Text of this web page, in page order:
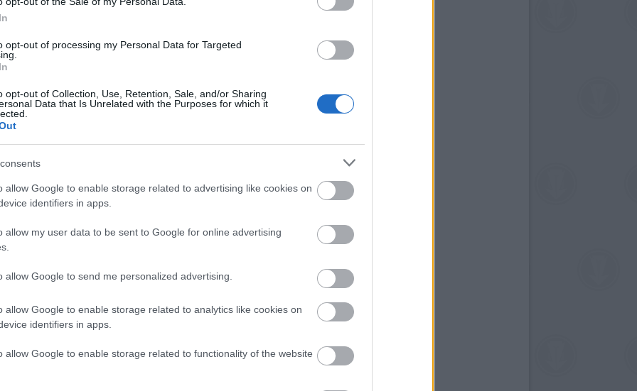
opt-out of processing my Personal Data for Targeted
opt-out of Collection, Use, Retention, Sale, and/or Sharing
Data that Is Unrelated with the Purposes for which it
allow Google to enable storage related to advertising like cookies on
identifiers in apps.
allow my user data to be sent to Google for online advertising
allow Google to send me personalized advertising.
allow Google to enable storage related to analytics like cookies on
identifiers in apps.
allow Google to enable storage related to functionality of the website
sok függőleges vonalat exponál. A
- mondta az alkotó. Hozzátette:
- készítette, amilyen a hagyományos
képest a célfotó alkalmazása hihetetlenül
kerül. Normális esetben 30-50 ezer
ehhez képest Kardos Sándor a célfotó-
anyagból forgatta le A sírásót. A rendező-
sem kell megvenni, mert a játékfilmek
bőven megoldható.
egy szerény költségvetésű magyar